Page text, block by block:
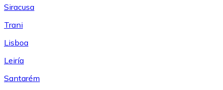
Siracusa
Trani
Lisboa
Leiría
Santarém